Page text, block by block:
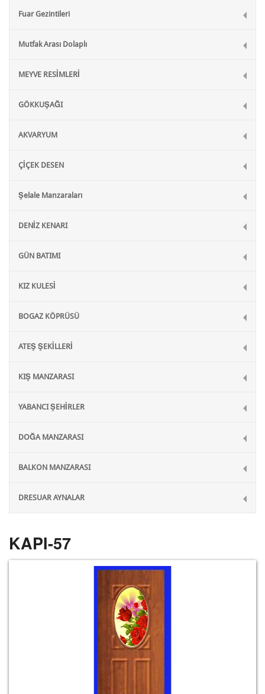
Fuar Gezintileri
Mutfak Arası Dolaplı
MEYVE RESİMLERİ
GÖKKUŞAĞI
AKVARYUM
ÇİÇEK DESEN
Şelale Manzaraları
DENİZ KENARI
GÜN BATIMI
KIZ KULESİ
BOGAZ KÖPRÜSÜ
ATEŞ ŞEKİLLERİ
KIŞ MANZARASI
YABANCI ŞEHİRLER
DOĞA MANZARASI
BALKON MANZARASI
DRESUAR AYNALAR
KAPI-57